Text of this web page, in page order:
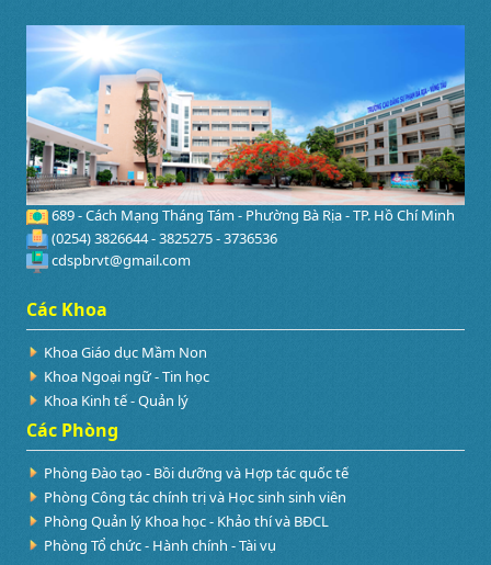
689 - Cách Mạng Tháng Tám - Phường Bà Rịa - TP. Hồ Chí Minh
(0254) 3826644 - 3825275 - 3736536
cdspbrvt@gmail.com
Các Khoa
Khoa Giáo dục Mầm Non
Khoa Ngoại ngữ - Tin học
Khoa Kinh tế - Quản lý
Các Phòng
Phòng Đào tạo - Bồi dưỡng và Hợp tác quốc tế
Phòng Công tác chính trị và Học sinh sinh viên
Phòng Quản lý Khoa học - Khảo thí và BĐCL
Phòng Tổ chức - Hành chính - Tài vụ